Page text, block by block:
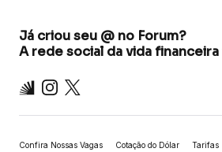
Já criou seu @ no Forum?
A rede social da vida
Inter Instagram
X
Confira Nossas Vagas Cotação do Dólar Tarifas